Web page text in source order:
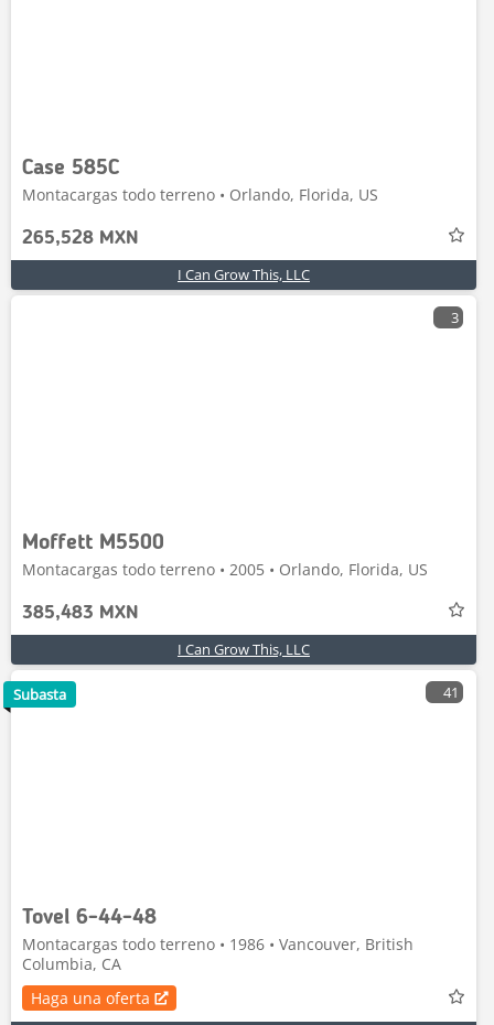
Case 585C
Montacargas todo terreno • Orlando, Florida, US
265,528 MXN
I Can Grow This, LLC
3
Moffett M5500
Montacargas todo terreno • 2005 • Orlando, Florida, US
385,483 MXN
I Can Grow This, LLC
41
Tovel 6-44-48
Montacargas todo terreno • 1986 • Vancouver, British
Columbia, CA
Haga una oferta
Subasta